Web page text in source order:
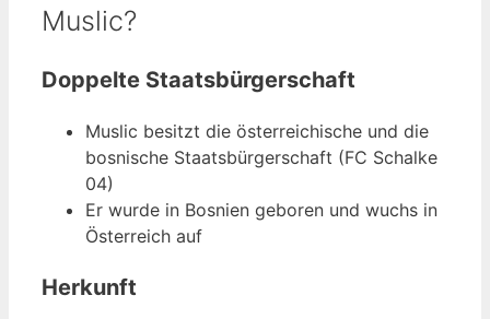
Muslic?
Doppelte Staatsbürgerschaft
Muslic besitzt die österreichische und die
bosnische Staatsbürgerschaft (FC Schalke
04)
Er wurde in Bosnien geboren und wuchs in
Österreich auf
Herkunft